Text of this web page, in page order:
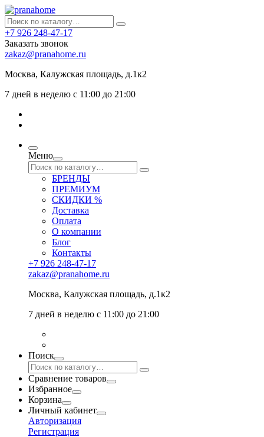
+7 926 248-47-17
Заказать звонок
zakaz@pranahome.ru
Москва, Калужская площадь, д.1к2
7 дней в неделю с 11:00 до 21:00
Меню
БРЕНДЫ
ПРЕМИУМ
СКИДКИ %
Доставка
Оплата
О компании
Блог
Контакты
+7 926 248-47-17
zakaz@pranahome.ru
Москва, Калужская площадь, д.1к2
7 дней в неделю с 11:00 до 21:00
Поиск
Сравнение товаров
Избранное
Корзина
Личный кабинет
Авторизация
Регистрация